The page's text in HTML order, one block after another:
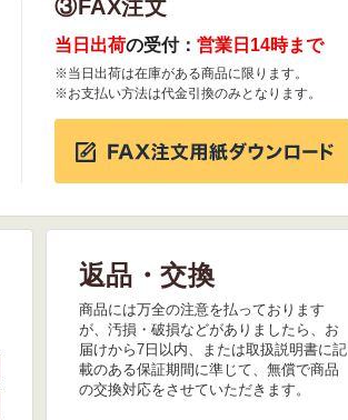
③FAX注文
当日出荷の受付： 営業日14時まで
※当日出荷は在庫がある商品に限ります。
※お支払い方法は代金引換のみとなります。
返品・交換
商品には万全の注意を払っております
が、汚損・破損などがありましたら、お
届けから7日以内、または取扱説明書に記
載のある保証期間に準じて、無償で商品
の交換対応をさせていただきます。